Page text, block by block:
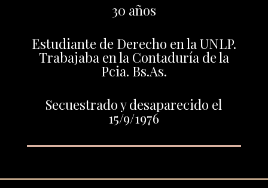
30 años
Estudiante de Derecho en la UNLP.
Trabajaba en la Contaduría de la
Pcia. Bs.As.
Secuestrado y desaparecido el
15/9/1976